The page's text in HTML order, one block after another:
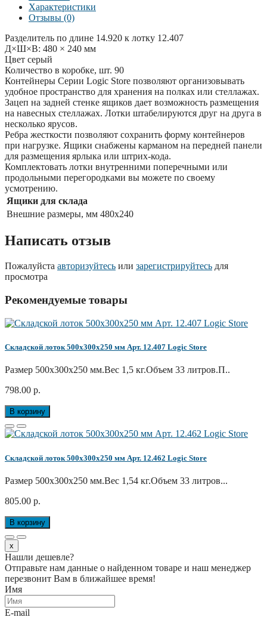
Характеристики
Отзывы (0)
Разделитель по длине 14.920 к лотку 12.407
Д×Ш×В: 480 × 240 мм
Цвет серый
Количество в коробке, шт. 90
Контейнеры Серии Logic Store позволяют организовывать
удобное пространство для хранения на полках или стеллажах.
Зацеп на задней стенке ящиков дает возможность размещения
на навесных стеллажах. Лотки штабелируются друг на друга в
несколько ярусов.
Ребра жесткости позволяют сохранить форму контейнеров
при нагрузке. Ящики снабжены карманом на передней панели
для размещения ярлыка или штрих-кода.
Комплектовать лотки внутренними поперечными или
продольными перегородками вы можете по своему
усмотрению.
Ящики для склада
Внешние размеры, мм 480x240
Написать отзыв
Пожалуйста авторизуйтесь или зарегистрируйтесь для
просмотра
Рекомендуемые товары
Складской лоток 500x300x250 мм Арт. 12.407 Logic Store
Размер 500x300x250 мм.Вес 1,5 кг.Объем 33 литров.П..
798.00 р.
В корзину
Складской лоток 500x300x250 мм Арт. 12.462 Logic Store
Размер 500x300x250 мм.Вес 1,54 кг.Объем 33 литров...
805.00 р.
В корзину
x
Нашли дешевле?
Отправьте нам данные о найденном товаре и наш менеджер
перезвонит Вам в ближайшее время!
Имя
E-mail